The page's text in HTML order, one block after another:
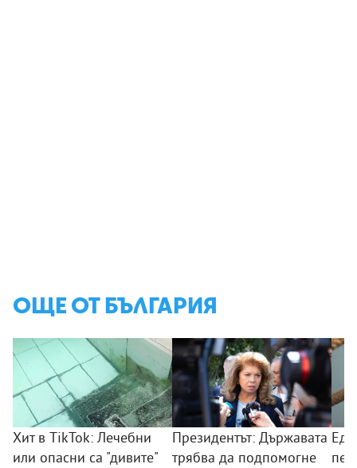
ОЩЕ ОТ БЪЛГАРИЯ
Хит в TikTok: Лечебни
или опасни са "дивите"
Президентът: Държавата
трябва да подпомогне